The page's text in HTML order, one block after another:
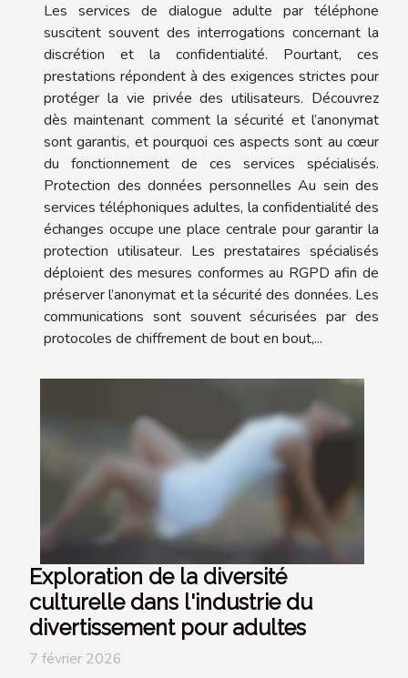
Les services de dialogue adulte par téléphone
suscitent souvent des interrogations concernant la
discrétion et la confidentialité. Pourtant, ces
prestations répondent à des exigences strictes pour
protéger la vie privée des utilisateurs. Découvrez
dès maintenant comment la sécurité et l’anonymat
sont garantis, et pourquoi ces aspects sont au cœur
du fonctionnement de ces services spécialisés.
Protection des données personnelles Au sein des
services téléphoniques adultes, la confidentialité des
échanges occupe une place centrale pour garantir la
protection utilisateur. Les prestataires spécialisés
déploient des mesures conformes au RGPD afin de
préserver l’anonymat et la sécurité des données. Les
communications sont souvent sécurisées par des
protocoles de chiffrement de bout en bout,...
Exploration de la diversité
culturelle dans l'industrie du
divertissement pour adultes
7 février 2026